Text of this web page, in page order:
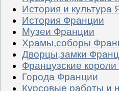
История и культура
История Франции
Музеи Франции
Храмы,соборы
Дворцы,замки
Французские
Города Франции
Курсовые работы и